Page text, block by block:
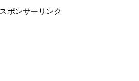
スポンサーリンク